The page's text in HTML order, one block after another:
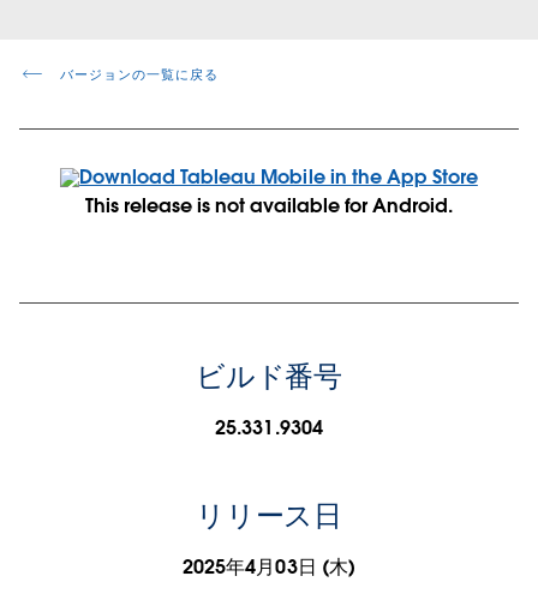
バージョンの一覧に戻る
This release is not available for Android.
ビルド番号
25.331.9304
リリース日
2025年4月03日 (木)